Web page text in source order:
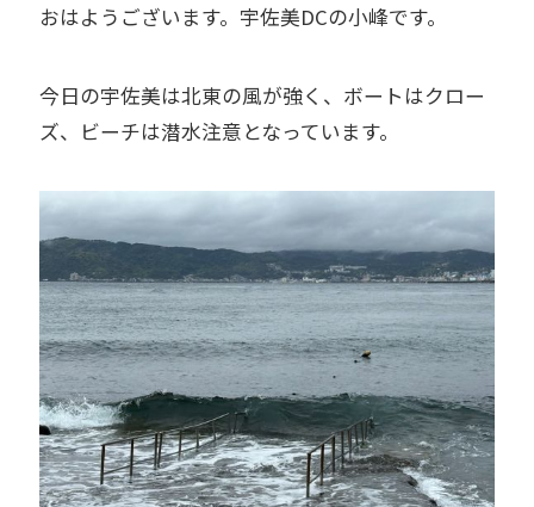
おはようございます。宇佐美DCの小峰です。
今日の宇佐美は北東の風が強く、ボートはクロー
ズ、ビーチは潜水注意となっています。